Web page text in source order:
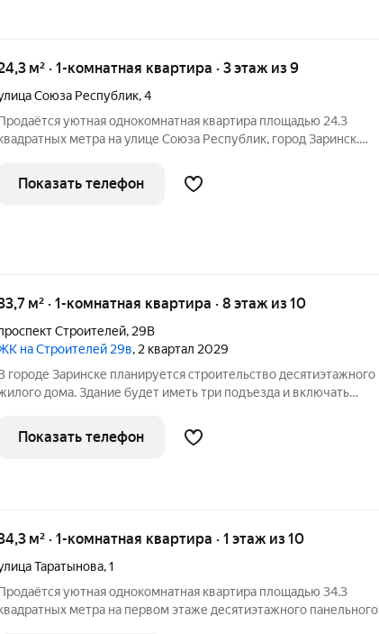
24,3 м² · 1-комнатная квартира · 3 этаж из 9
Союза Республик,4
уютная однокомнатная квартира площадью 24.3
метра на улице Союза Республик, город Заринск.
панельного дома, построенного в 1984 году. Пространство
грамотно организовано
Показать телефон
33,7 м² · 1-комнатная квартира · 8 этаж из 10
Строителей, 29В
ЖК на Строителей 29в, 2 квартал 2029
городе Заринске планируется строительство десятиэтажного
дома. Здание будет иметь три подъезда и включать
этаже. Входы в подъезды расположатся со стороны двора, а в
нежилые помещения с
Показать телефон
34,3 м² · 1-комнатная квартира · 1 этаж из 10
Таратынова,1
уютная однокомнатная квартира площадью 34.3
метра на первом этаже десятиэтажного панельного